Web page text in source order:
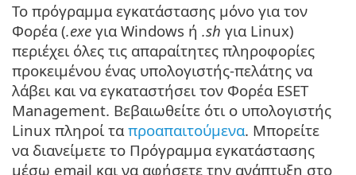
Το πρόγραμμα εγκατάστασης μόνο για τον
Φορέα (.exe για Windows ή .sh για Linux)
περιέχει όλες τις απαραίτητες πληροφορίες
προκειμένου ένας υπολογιστής-πελάτης να
λάβει και να εγκαταστήσει τον Φορέα ESET
Management. Βεβαιωθείτε ότι ο υπολογιστής
Linux πληροί ταπροαπαιτούμενα. Μπορείτε
να διανείμετε το Πρόγραμμα εγκατάστασης
μέσω email και να αφήσετε την ανάπτυξη στο